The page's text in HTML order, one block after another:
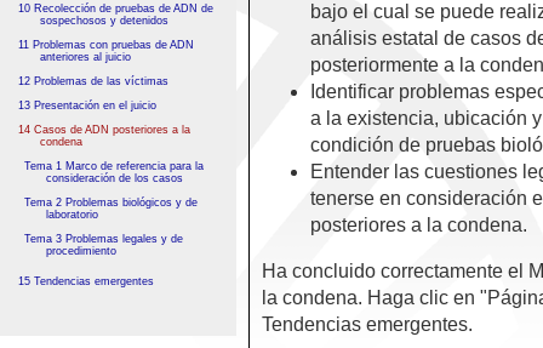
10 Recolección de pruebas de ADN de
sospechosos y detenidos
11 Problemas con pruebas de ADN
anteriores al juicio
12 Problemas de las víctimas
13 Presentación en el juicio
14 Casos de ADN posteriores a la
condena
Tema 1 Marco de referencia para la
consideración de los casos
Tema 2 Problemas biológicos y de
laboratorio
Tema 3 Problemas legales y de
procedimiento
15 Tendencias emergentes
bajo el cual se puede
análisis estatal de casos
posteriormente a la
Identificar problemas
a la existencia, ubicación y
condición de pruebas
Entender las cuestiones
tenerse en consideración
posteriores a la condena.
Ha concluido correctamente el
la condena. Haga clic en
Tendencias emergentes.